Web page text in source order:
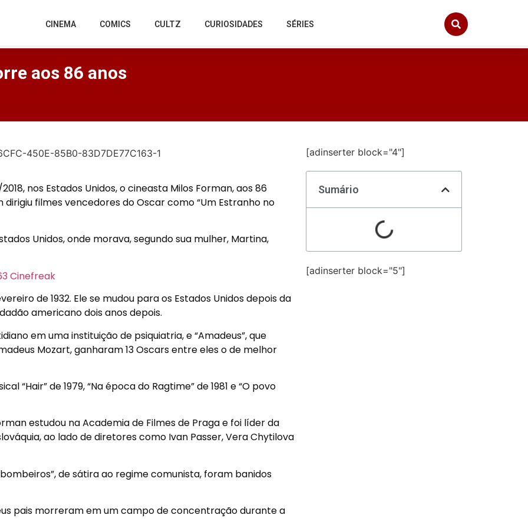
CINEMA COMICS CULTZ CURIOSIDADES SÉRIES
aos 86 anos
nos Estados Unidos, o cineasta Milos Forman, aos 86
filmes vencedores do Oscar como “Um Estranho no
Unidos, onde morava, segundo sua mulher, Martina,
de 1932. Ele se mudou para os Estados Unidos depois da
americano dois anos depois.
em uma instituição de psiquiatria, e “Amadeus”, que
Mozart, ganharam 13 Oscars entre eles o de melhor
“Hair” de 1979, “Na época do Ragtime” de 1981 e “O povo
estudou na Academia de Filmes de Praga e foi líder da
ao lado de diretores como Ivan Passer, Vera Chytilova
bombeiros”, de sátira ao regime comunista, foram banidos
pais morreram em um campo de concentração durante a
[adinserter block="4"]
Sumário
[adinserter block="5"]